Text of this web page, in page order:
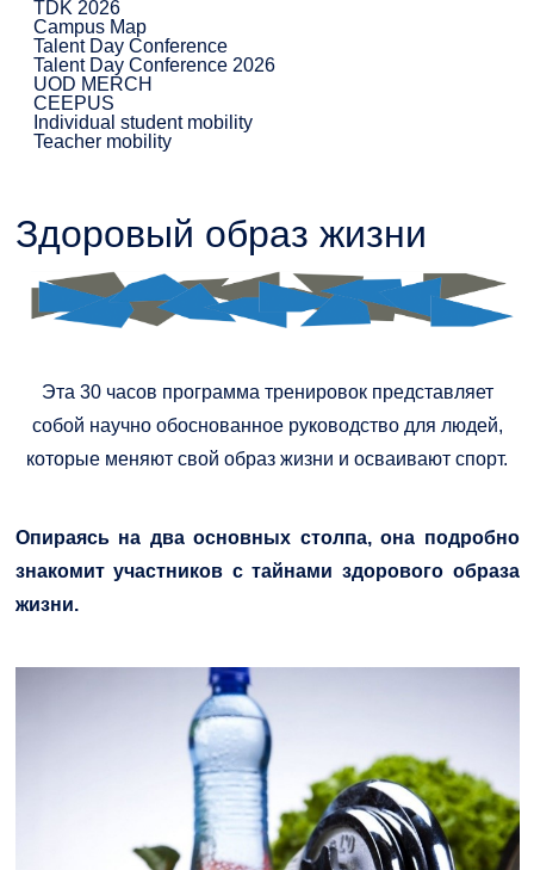
TDK 2026
Campus Map
Talent Day Conference
Talent Day Conference 2026
UOD MERCH
CEEPUS
Individual student mobility
Teacher mobility
Здоровый образ жизни
Эта 30 часов программа тренировок представляет
собой научно обоснованное руководство для людей,
которые меняют свой образ жизни и осваивают спорт.
Опираясь на два основных столпа, она подробно
знакомит участников с тайнами здорового образа
жизни.